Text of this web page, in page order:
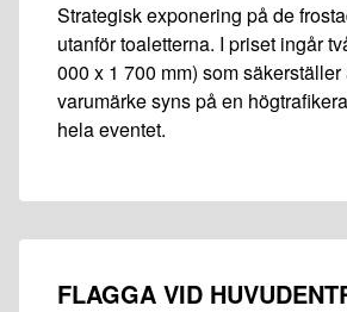
Strategisk exponering på de
utanför toaletterna. I priset ingår
000 x 1 700 mm) som säkerställer
varumärke syns på en
hela eventet.
FLAGGA VID